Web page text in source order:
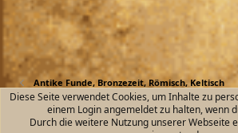
Antike Funde, Bronzezeit, Römisch, Keltisch
Kontakt Nutzungsbedingungen
R
Diese Seite verwendet Cookies, um Inhalte zu
einem Login angemeldet zu halten, wenn
Durch die weitere Nutzung unserer Webseite